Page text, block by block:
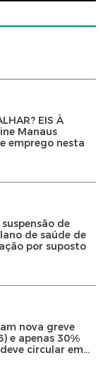
EIS À
Manaus
emprego nesta
de
de saúde de
por suposto
nova greve
e apenas 30%
circular em...